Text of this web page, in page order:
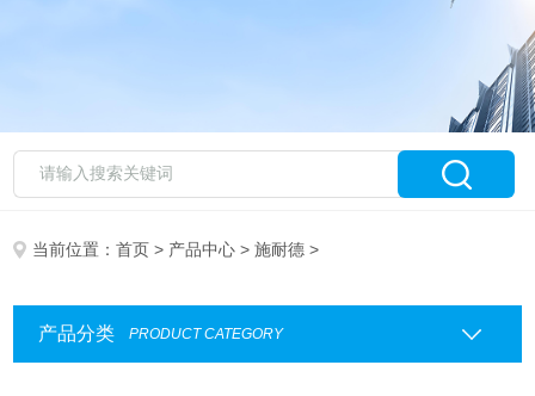
当前位置：首页 > 产品中心 >施耐德 >
产品分类 PRODUCT CATEGORY